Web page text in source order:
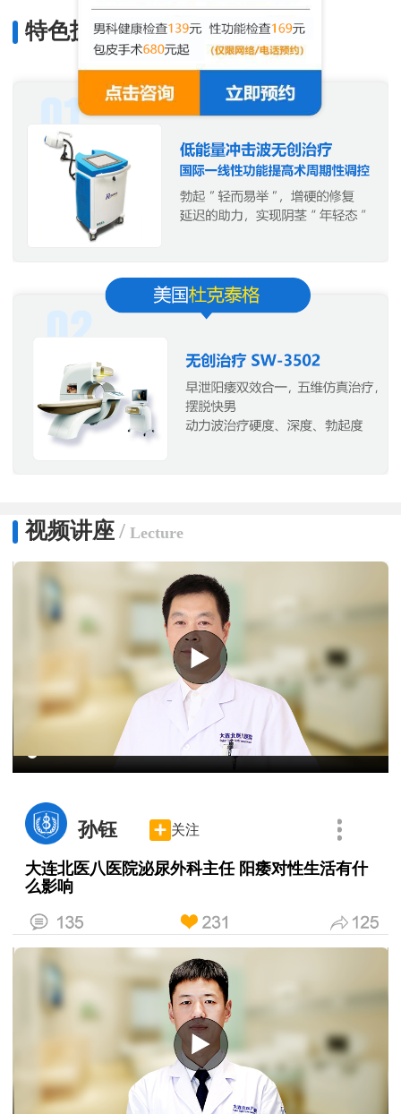
特色技术/Characteristic
视频讲座/ Lecture
孙钰 关注
大连北医八医院泌尿外科主任 阳痿对性生活有什
么影响